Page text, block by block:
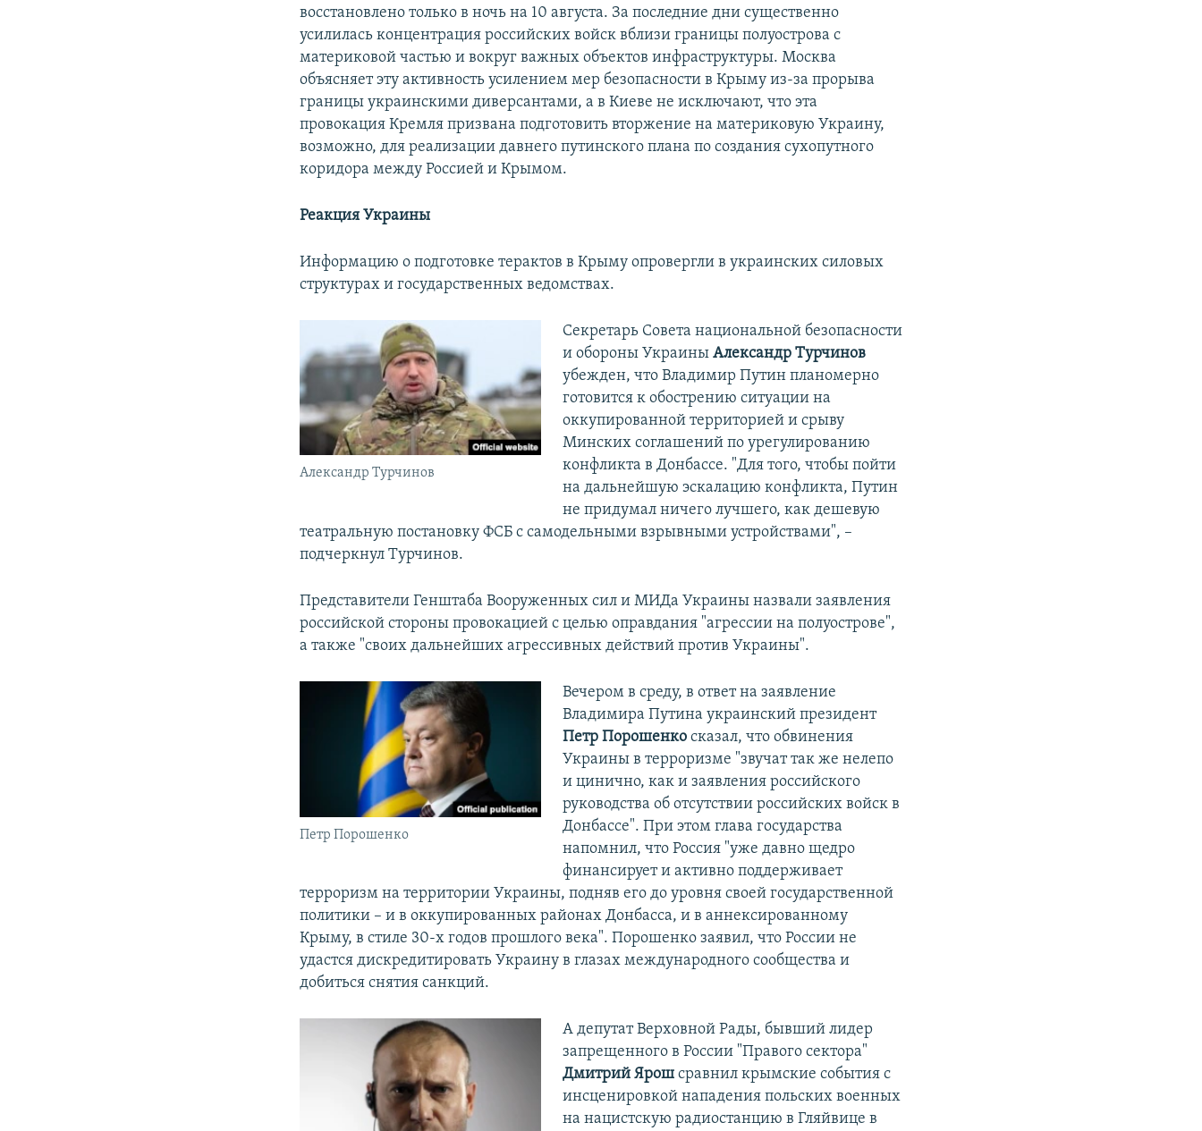
восстановлено только в ночь на 10 августа. За последние дни существенно
усилилась концентрация российских войск вблизи границы полуострова с
материковой частью и вокруг важных объектов инфраструктуры. Москва
объясняет эту активность усилением мер безопасности в Крыму из-за прорыва
границы украинскими диверсантами, а в Киеве не исключают, что эта
провокация Кремля призвана подготовить вторжение на материковую Украину,
возможно, для реализации давнего путинского плана по создания сухопутного
коридора между Россией и Крымом.
Реакция Украины
Информацию о подготовке терактов в Крыму опровергли в украинских силовых
структурах и государственных ведомствах.
Александр Турчинов
Секретарь Совета национальной безопасности
и обороны Украины Александр Турчинов
убежден, что Владимир Путин планомерно
готовится к обострению ситуации на
оккупированной территорией и срыву
Минских соглашений по урегулированию
конфликта в Донбассе. "Для того, чтобы пойти
на дальнейшую эскалацию конфликта, Путин
не придумал ничего лучшего, как дешевую
театральную постановку ФСБ с самодельными взрывными устройствами", –
подчеркнул Турчинов.
Представители Генштаба Вооруженных сил и МИДа Украины назвали заявления
российской стороны провокацией с целью оправдания "агрессии на полуострове",
а также "своих дальнейших агрессивных действий против Украины".
Петр Порошенко
Вечером в среду, в ответ на заявление
Владимира Путина украинский президент
Петр Порошенкосказал, что обвинения
Украины в терроризме "звучат так же нелепо
и цинично, как и заявления российского
руководства об отсутствии российских войск в
Донбассе". При этом глава государства
напомнил, что Россия "уже давно щедро
финансирует и активно поддерживает
терроризм на территории Украины, подняв его до уровня своей государственной
политики – и в оккупированных районах Донбасса, и в аннексированному
Крыму, в стиле 30-х годов прошлого века". Порошенко заявил, что России не
удастся дискредитировать Украину в глазах международного сообщества и
добиться снятия санкций.
А депутат Верховной Рады, бывший лидер
запрещенного в России "Правого сектора"
Дмитрий Ярошсравнил крымские события с
инсценировкой нападения польских военных
на нацистскую радиостанцию в Гляйвице в